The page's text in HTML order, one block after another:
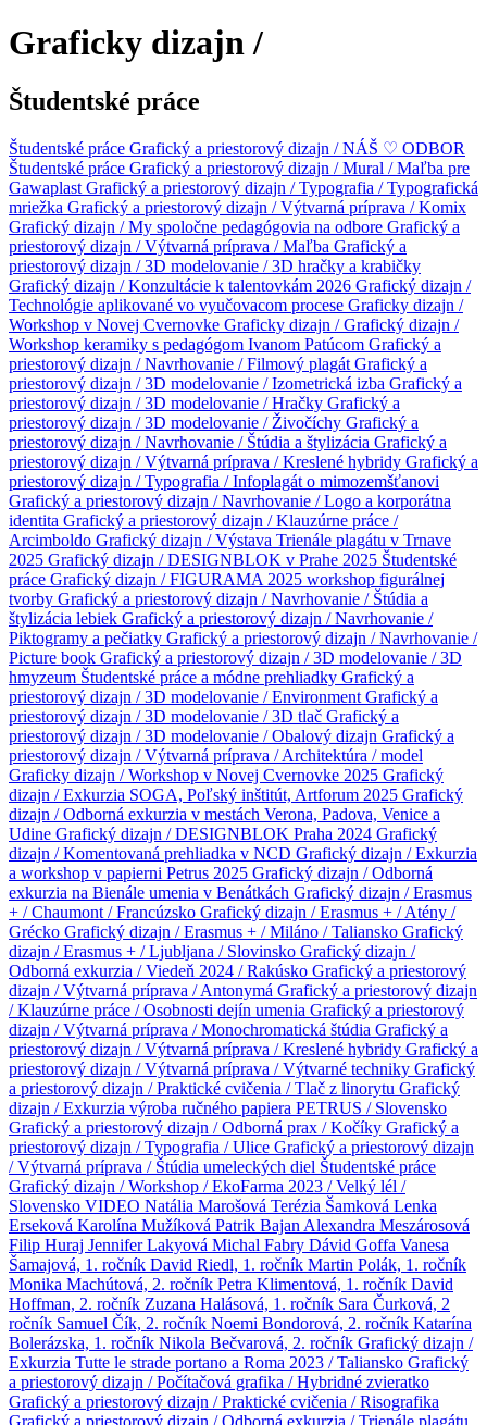
Graficky dizajn /
Študentské práce
Študentské práce Grafický a priestorový dizajn / NÁŠ ♡ ODBOR
Študentské práce Grafický a priestorový dizajn / Mural / Maľba pre
Gawaplast Grafický a priestorový dizajn / Typografia / Typografická
mriežka Grafický a priestorový dizajn / Výtvarná príprava / Komix
Grafický dizajn / My spoločne pedagógovia na odbore Grafický a
priestorový dizajn / Výtvarná príprava / Maľba Grafický a
priestorový dizajn / 3D modelovanie / 3D hračky a krabičky
Grafický dizajn / Konzultácie k talentovkám 2026 Grafický dizajn /
Technológie aplikované vo vyučovacom procese Graficky dizajn /
Workshop v Novej Cvernovke Graficky dizajn /Grafický dizajn /
Workshop keramiky s pedagógom Ivanom Patúcom Grafický a
priestorový dizajn / Navrhovanie / Filmový plagát Grafický a
priestorový dizajn / 3D modelovanie / Izometrická izba Grafický a
priestorový dizajn / 3D modelovanie / Hračky Grafický a
priestorový dizajn / 3D modelovanie / Živočíchy Grafický a
priestorový dizajn / Navrhovanie / Štúdia a štylizácia Grafický a
priestorový dizajn / Výtvarná príprava / Kreslené hybridy Grafický a
priestorový dizajn / Typografia / Infoplagát o mimozemšťanovi
Grafický a priestorový dizajn / Navrhovanie / Logo a korporátna
identita Grafický a priestorový dizajn / Klauzúrne práce /
Arcimboldo Grafický dizajn / Výstava Trienále plagátu v Trnave
2025 Grafický dizajn / DESIGNBLOK v Prahe 2025 Študentské
práce Grafický dizajn / FIGURAMA 2025 workshop figurálnej
tvorby Grafický a priestorový dizajn / Navrhovanie / Štúdia a
štylizácia lebiek Grafický a priestorový dizajn / Navrhovanie /
Piktogramy a pečiatky Grafický a priestorový dizajn / Navrhovanie /
Picture book Grafický a priestorový dizajn / 3D modelovanie / 3D
hmyzeum Študentské práce a módne prehliadky Grafický a
priestorový dizajn / 3D modelovanie / Environment Grafický a
priestorový dizajn / 3D modelovanie / 3D tlač Grafický a
priestorový dizajn / 3D modelovanie / Obalový dizajn Grafický a
priestorový dizajn / Výtvarná príprava / Architektúra / model
Graficky dizajn / Workshop v Novej Cvernovke 2025 Grafický
dizajn / Exkurzia SOGA, Poľský inštitút, Artforum 2025 Grafický
dizajn / Odborná exkurzia v mestách Verona, Padova, Venice a
Udine Grafický dizajn / DESIGNBLOK Praha 2024 Grafický
dizajn / Komentovaná prehliadka v NCD Grafický dizajn / Exkurzia
a workshop v papierni Petrus 2025 Grafický dizajn / Odborná
exkurzia na Bienále umenia v Benátkách Grafický dizajn / Erasmus
+ / Chaumont / Francúzsko Grafický dizajn / Erasmus + / Atény /
Grécko Grafický dizajn / Erasmus + / Miláno / Taliansko Grafický
dizajn / Erasmus + / Ljubljana / Slovinsko Grafický dizajn /
Odborná exkurzia / Viedeň 2024 / Rakúsko Grafický a priestorový
dizajn / Výtvarná príprava / Antonymá Grafický a priestorový dizajn
/ Klauzúrne práce / Osobnosti dejín umenia Grafický a priestorový
dizajn / Výtvarná príprava / Monochromatická štúdia Grafický a
priestorový dizajn / Výtvarná príprava / Kreslené hybridy Grafický a
priestorový dizajn / Výtvarná príprava / Výtvarné techniky Grafický
a priestorový dizajn / Praktické cvičenia / Tlač z linorytu Grafický
dizajn / Exkurzia výroba ručného papiera PETRUS / Slovensko
Grafický a priestorový dizajn / Odborná prax / Kočíky Grafický a
priestorový dizajn / Typografia / Ulice Grafický a priestorový dizajn
/ Výtvarná príprava / Štúdia umeleckých diel Študentské práce
Grafický dizajn / Workshop / EkoFarma 2023 / Velký lél /
Slovensko VIDEO Natália Marošová Terézia Šamková Lenka
Erseková Karolína Mužíková Patrik Bajan Alexandra Meszárosová
Filip Huraj Jennifer Lakyová Michal Fabry Dávid Goffa Vanesa
Šamajová, 1. ročník David Riedl, 1. ročník Martin Polák, 1. ročník
Monika Machútová, 2. ročník Petra Klimentová, 1. ročník David
Hoffman, 2. ročník Zuzana Halásová, 1. ročník Sara Čurková, 2
ročník Samuel Čík, 2. ročník Noemi Bondorová, 2. ročník Katarína
Bolerázska, 1. ročník Nikola Bečvarová, 2. ročník Grafický dizajn /
Exkurzia Tutte le strade portano a Roma 2023 / Taliansko Grafický
a priestorový dizajn / Počítačová grafika / Hybridné zvieratko
Grafický a priestorový dizajn / Praktické cvičenia / Risografika
Grafický a priestorový dizajn / Odborná exkurzia / Trienále plagátu